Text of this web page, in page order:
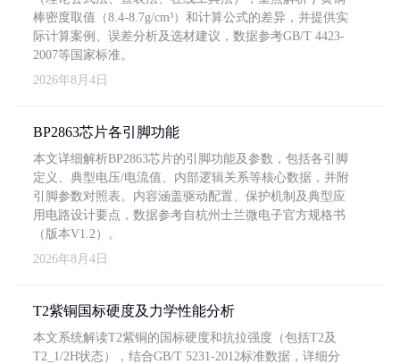
棒密度取值（8.4-8.7g/cm³）和计算公式的差异，并提供实
际计算案例、误差分析及选材建议，数据参考GB/T 4423-
2007等国家标准。
2026年8月4日
BP2863芯片各引脚功能
本文详细解析BP2863芯片的引脚功能及参数，包括各引脚
定义、典型电压/电流值、内部逻辑关系等核心数据，并附
引脚参数对照表。内容涵盖驱动配置、保护机制及典型应
用电路设计要点，数据参考自杭州士兰微电子官方规格书
（版本V1.2）。
2026年8月4日
T2紫铜国标硬度及力学性能分析
本文系统解读T2紫铜的国标硬度和抗拉强度（包括T2及
T2_1/2H状态），结合GB/T 5231-2012标准数据，详细分